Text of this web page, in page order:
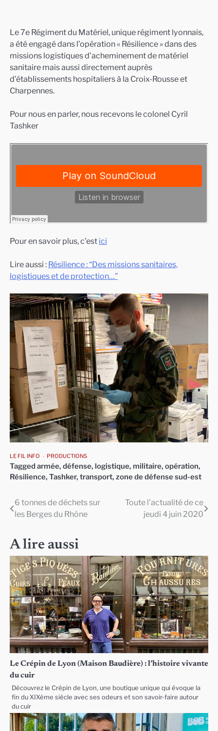
Le 7e Régiment du Matériel, unique régiment lyonnais,
a été engagé dans l’opération « Résilience » dans des
missions logistiques d’acheminement de matériel
sanitaire mais aussi directement auprès
d’établissements hospitaliers à la Croix-Rousse et
Charpennes.
Pour nous en parler, nous recevons le colonel Cyril
Tashker
Pour en savoir plus, c’est ici
Lire aussi : Résilience : “Des missions sanitaires,
logistiques et de protection…”
LE FIL INFO PRODUCTIONS
Tagged armée, défense, logistique, militaire, opération,
Résilience, Tashker, transport, zone de défense sud-est
Navigation
l’article
6 tonnes de déchets sur
les Berges du Rhône
Toute l’actualité de ce
jeudi 4 juin 2020
A lire aussi
Le Crépin de Lyon (Maison Baudière) : l’histoire vivante
du cuir
Découvrez le Crépin de Lyon, une boutique unique qui évoque la
fin du XIXème siècle avec ses odeurs et son savoir-faire autour
du cuir